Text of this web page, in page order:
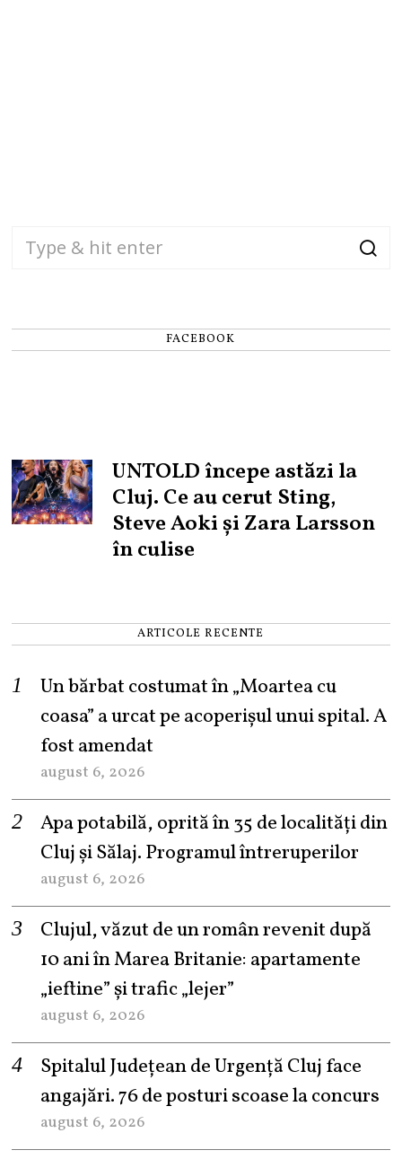
FACEBOOK
UNTOLD începe astăzi la
Cluj. Ce au cerut Sting,
Steve Aoki și Zara Larsson
în culise
ARTICOLE RECENTE
Un bărbat costumat în „Moartea cu
coasa” a urcat pe acoperișul unui spital. A
fost amendat
august 6, 2026
Apa potabilă, oprită în 35 de localități din
Cluj și Sălaj. Programul întreruperilor
august 6, 2026
Clujul, văzut de un român revenit după
10 ani în Marea Britanie: apartamente
„ieftine” și trafic „lejer”
august 6, 2026
Spitalul Județean de Urgență Cluj face
angajări. 76 de posturi scoase la concurs
august 6, 2026